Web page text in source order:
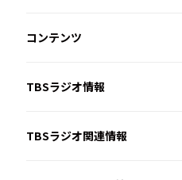
コンテンツ
TBSラジオ情報
TBSラジオ関連情報